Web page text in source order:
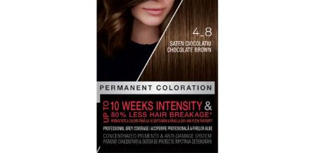
Detergent Pudra Manual
Detergent Lichid Gel
Intretinere Masina de Spalat Rufe
Servetele Captare Culori